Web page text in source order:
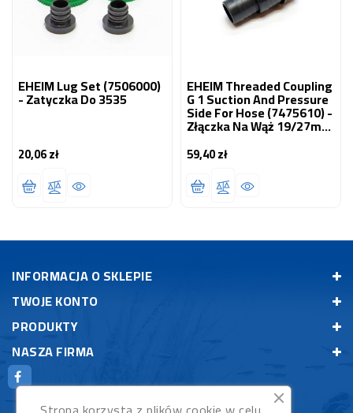
EHEIM Lug Set (7506000)
- Zatyczka Do 3535
20,06 złCena
EHEIM Threaded Coupling
G 1 Suction And Pressure
Side For Hose (7475610) -
Złączka Na Wąż 19/27mm
(3/4), 25/34 Mm (1)
59,40 złCena
INFORMACJA O SKLEPIE
TWOJE KONTO
PRODUKTY
NASZA FIRMA